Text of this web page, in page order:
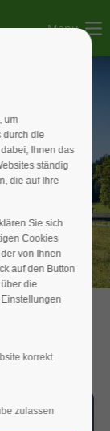
Menu
DAV-
um
durch die
Ihnen das
ständig
die auf Ihre
Sie sich
Cookies
von Ihnen
auf den Button
die
korrekt
zulassen